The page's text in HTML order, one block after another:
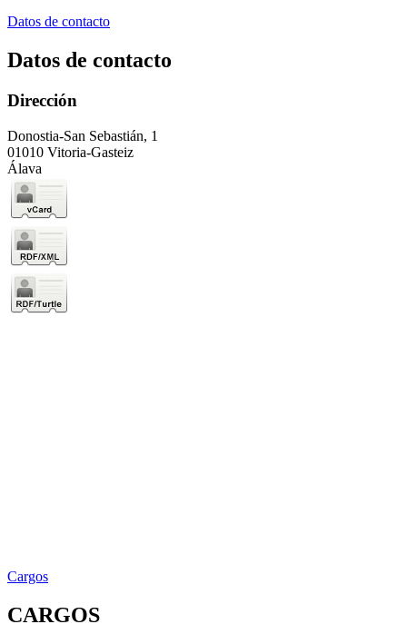
Datos de contacto
Datos de contacto
Dirección
Donostia-San Sebastián, 1
01010 Vitoria-Gasteiz
Álava
Cargos
CARGOS